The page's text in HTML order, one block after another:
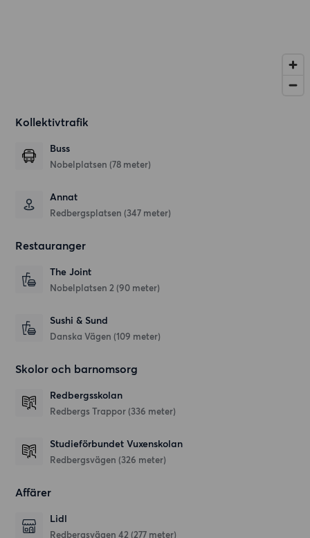
Kollektivtrafik
Buss
Nobelplatsen (78 meter)
Annat
Redbergsplatsen (347 meter)
Restauranger
The Joint
Nobelplatsen 2 (90 meter)
Sushi & Sund
Danska Vägen (109 meter)
Skolor och barnomsorg
Redbergsskolan
Redbergs Trappor (336 meter)
Studieförbundet Vuxenskolan
Redbergsvägen (326 meter)
Affärer
Lidl
Redbergsvägen 42 (277 meter)